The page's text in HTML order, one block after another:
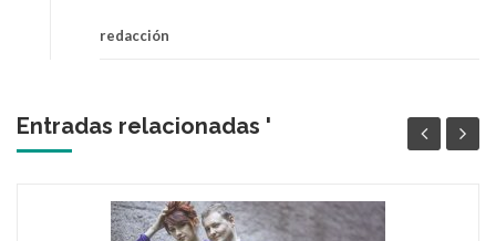
redacción
Entradas relacionadas '